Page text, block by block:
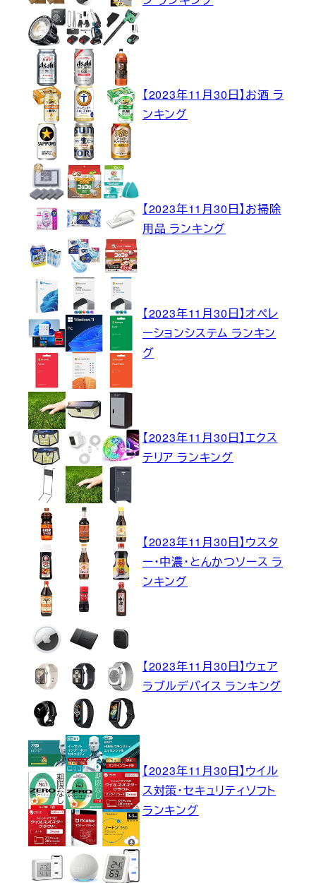
【2023年11月30日】お酒 ラ
ンキング
【2023年11月30日】お掃除
用品 ランキング
【2023年11月30日】オペレ
ーションシステム ランキン
グ
【2023年11月30日】エクス
テリア ランキング
【2023年11月30日】ウスタ
ー・中濃・とんかつソース ラ
ンキング
【2023年11月30日】ウェア
ラブルデバイス ランキング
【2023年11月30日】ウイル
ス対策・セキュリティソフト
ランキング